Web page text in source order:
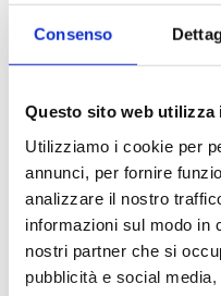
Consenso
Questo sito web utilizza
Utilizziamo i cookie per
annunci, per fornire
analizzare il nostro
informazioni sul modo in
nostri partner che si
pubblicità e social